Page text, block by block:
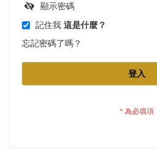
顯示密碼
記住我 這是什麼？
忘記密碼了嗎？
登入